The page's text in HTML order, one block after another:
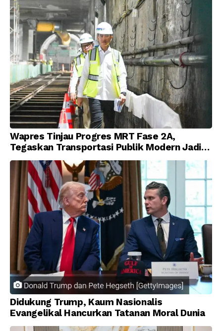
Wapres Tinjau Progres MRT Fase 2A,
Tegaskan Transportasi Publik Modern Jadi
Prioritas Nasional
Didukung Trump, Kaum Nasionalis
Evangelikal Hancurkan Tatanan Moral Dunia